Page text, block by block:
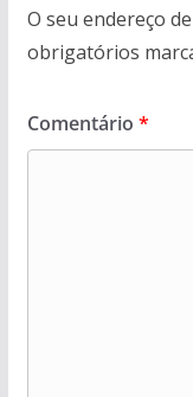
O seu endereço
obrigatórios
Comentário *